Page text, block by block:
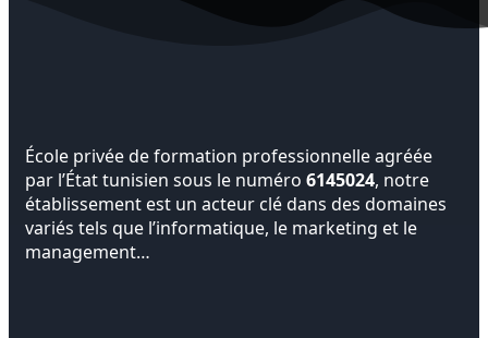
École privée de formation professionnelle agréée
par l’État tunisien sous le numéro 6145024, notre
établissement est un acteur clé dans des domaines
variés tels que l’informatique, le marketing et le
management…